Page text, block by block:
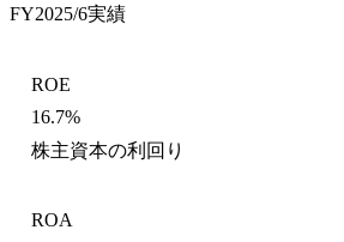
FY2025/6実績
ROE
16.7%
株主資本の利回り
ROA